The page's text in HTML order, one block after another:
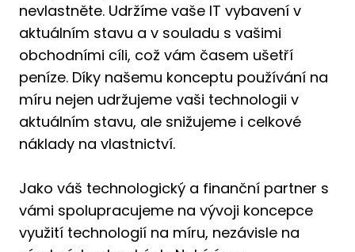
nevlastněte. Udržíme vaše IT vybavení v
aktuálním stavu a v souladu s vašimi
obchodními cíli, což vám časem ušetří
peníze. Díky našemu konceptu používání na
míru nejen udržujeme vaši technologii v
aktuálním stavu, ale snižujeme i celkové
náklady na vlastnictví.
Jako váš technologický a finanční partner s
vámi spolupracujeme na vývoji koncepce
využití technologií na míru, nezávisle na